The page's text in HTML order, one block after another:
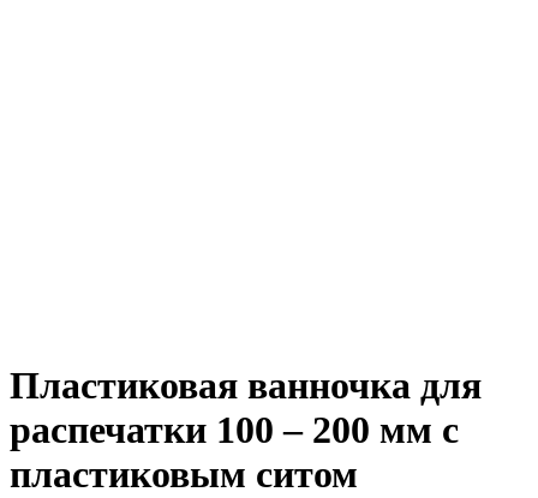
Пластиковая ванночка для
распечатки 100 – 200 мм с
пластиковым ситом